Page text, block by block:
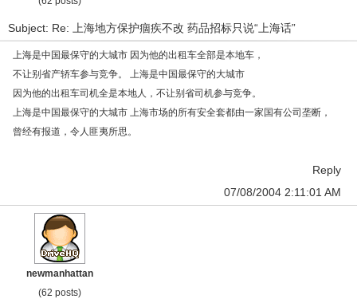
Subject: Re: 上海地方保护痼疾不改 药品招标只说“上海话”
上海是中国最保守的大城市 因为他的出租车全部是本地车，
不让别省产轿车参与竞争。 上海是中国最保守的大城市
因为他的出租车司机全是本地人，不让别省司机参与竞争。
上海是中国最保守的大城市 上海市场的所有安全套都由一家国有公司垄断，
曾经有报道，令人匪夷所思。
Reply
07/08/2004 2:11:01 AM
newmanhattan
(62 posts)